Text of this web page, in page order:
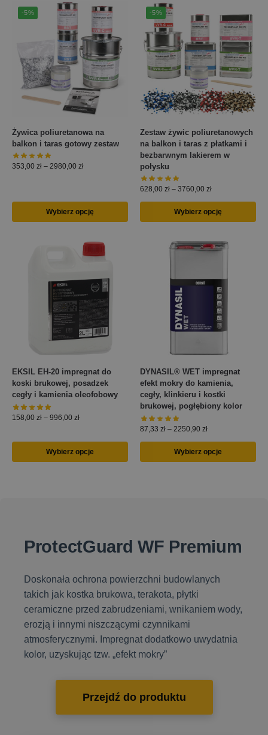
-5%
Żywica poliuretanowa na
balkon i taras gotowy zestaw
353,00 zł – 2980,00 zł
Wybierz opcję
-5%
Zestaw żywic poliuretanowych
na balkon i taras z płatkami i
bezbarwnym lakierem w
połysku
628,00 zł – 3760,00 zł
Wybierz opcję
EKSIL EH-20 impregnat do
koski brukowej, posadzek
cegły i kamienia oleofobowy
158,00 zł – 996,00 zł
Wybierz opcje
DYNASIL® WET impregnat
efekt mokry do kamienia,
cegły, klinkieru i kostki
brukowej, pogłębiony kolor
87,33 zł – 2250,90 zł
Wybierz opcje
ProtectGuard WF Premium
Doskonała ochrona powierzchni budowlanych
takich jak kostka brukowa, terakota, płytki
ceramiczne przed zabrudzeniami, wnikaniem wody,
erozją i innymi niszczącymi czynnikami
atmosferycznymi. Impregnat dodatkowo uwydatnia
kolor, uzyskując tzw. „efekt mokry”
Przejdź do produktu